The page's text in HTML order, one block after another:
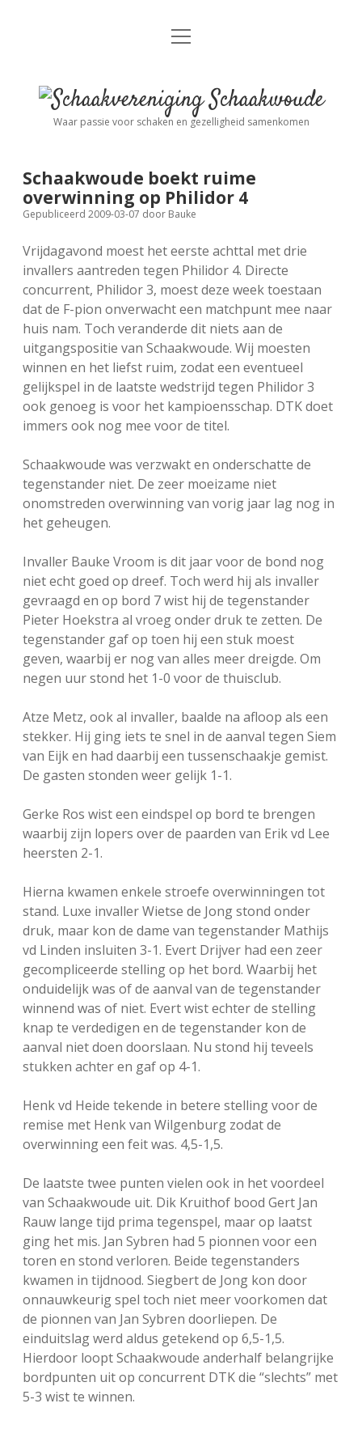
Nieuws
Algemene Informatie
open
dropdown
menu
Competitiereglement
Externe Competitie
KNSB: Schaakwoude II
FSB: Schaakwoude I
FSB: Schaakwoude II
FSB: Schaakwoude III
Eregalerij
Agenda
Koppelingen
Sponsoren
facebook
instagram
open
Schaakvereniging
Schaakwoude
Waar passie voor schaken en gezelligheid samenkomen
Schaakwoude boekt ruime
overwinning op Philidor 4
Gepubliceerd 2009-03-07 door Bauke
Vrijdagavond moest het eerste achttal met drie
invallers aantreden tegen Philidor 4. Directe
concurrent, Philidor 3, moest deze week toestaan
dat de F-pion onverwacht een matchpunt mee naar
huis nam. Toch veranderde dit niets aan de
uitgangspositie van Schaakwoude. Wij moesten
winnen en het liefst ruim, zodat een eventueel
gelijkspel in de laatste wedstrijd tegen Philidor 3
ook genoeg is voor het kampioensschap. DTK doet
immers ook nog mee voor de titel.
Schaakwoude was verzwakt en onderschatte de
tegenstander niet. De zeer moeizame niet
onomstreden overwinning van vorig jaar lag nog in
het geheugen.
Invaller Bauke Vroom is dit jaar voor de bond nog
niet echt goed op dreef. Toch werd hij als invaller
gevraagd en op bord 7 wist hij de tegenstander
Pieter Hoekstra al vroeg onder druk te zetten. De
tegenstander gaf op toen hij een stuk moest
geven, waarbij er nog van alles meer dreigde. Om
negen uur stond het 1-0 voor de thuisclub.
Atze Metz, ook al invaller, baalde na afloop als een
stekker. Hij ging iets te snel in de aanval tegen Siem
van Eijk en had daarbij een tussenschaakje gemist.
De gasten stonden weer gelijk 1-1.
Gerke Ros wist een eindspel op bord te brengen
waarbij zijn lopers over de paarden van Erik vd Lee
heersten 2-1.
Hierna kwamen enkele stroefe overwinningen tot
stand. Luxe invaller Wietse de Jong stond onder
druk, maar kon de dame van tegenstander Mathijs
vd Linden insluiten 3-1. Evert Drijver had een zeer
gecompliceerde stelling op het bord. Waarbij het
onduidelijk was of de aanval van de tegenstander
winnend was of niet. Evert wist echter de stelling
knap te verdedigen en de tegenstander kon de
aanval niet doen doorslaan. Nu stond hij teveels
stukken achter en gaf op 4-1.
Henk vd Heide tekende in betere stelling voor de
remise met Henk van Wilgenburg zodat de
overwinning een feit was. 4,5-1,5.
De laatste twee punten vielen ook in het voordeel
van Schaakwoude uit. Dik Kruithof bood Gert Jan
Rauw lange tijd prima tegenspel, maar op laatst
ging het mis. Jan Sybren had 5 pionnen voor een
toren en stond verloren. Beide tegenstanders
kwamen in tijdnood. Siegbert de Jong kon door
onnauwkeurig spel toch niet meer voorkomen dat
de pionnen van Jan Sybren doorliepen. De
einduitslag werd aldus getekend op 6,5-1,5.
Hierdoor loopt Schaakwoude anderhalf belangrijke
bordpunten uit op concurrent DTK die “slechts” met
5-3 wist te winnen.